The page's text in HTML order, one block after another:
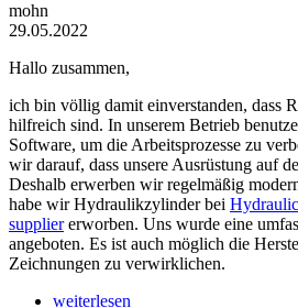
mohn
29.05.2022
Hallo zusammen,
ich bin völlig damit einverstanden, dass
hilfreich sind. In unserem Betrieb
Software, um die Arbeitsprozesse zu
wir darauf, dass unsere Ausrüstung auf
Deshalb erwerben wir regelmäßig
habe wir Hydraulikzylinder bei
suppliererworben. Uns wurde eine
angeboten. Es ist auch möglich die
Zeichnungen zu verwirklichen.
weiterlesen